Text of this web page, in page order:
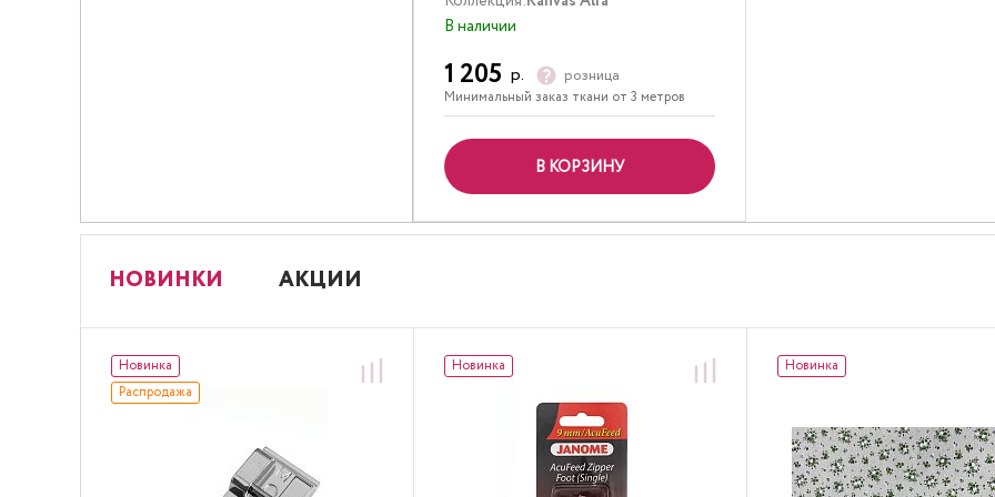
В наличии
1 205 р. розница
Минимальный заказ ткани от 3 метров
В КОРЗИНУ
НОВИНКИ АКЦИИ
Новинка
Распродажа
Новинка Новинка